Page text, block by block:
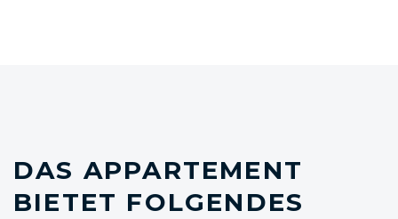
DAS APPARTEMENT
BIETET FOLGENDES